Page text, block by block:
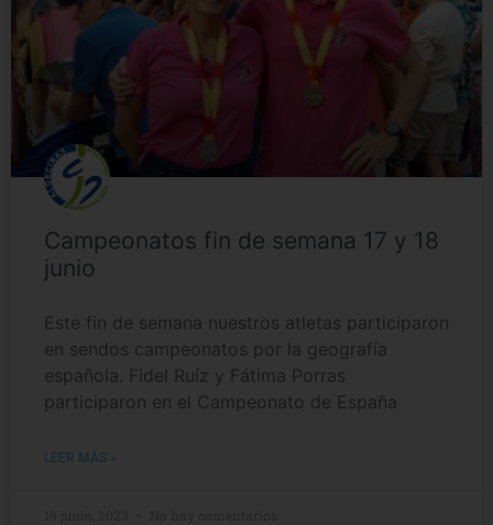
Campeonatos fin de semana 17 y 18
junio
Este fin de semana nuestros atletas participaron
en sendos campeonatos por la geografía
española. Fidel Ruíz y Fátima Porras
participaron en el Campeonato de España
LEER MÁS »